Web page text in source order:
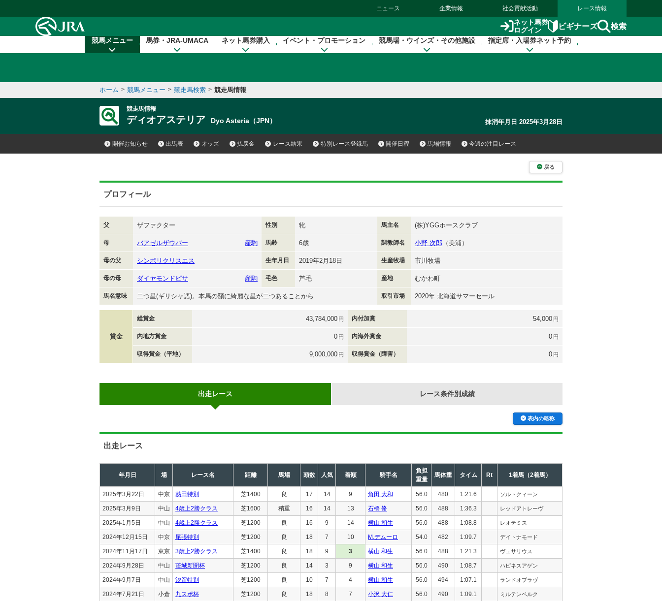
ニュース 企業情報 社会貢献活動 レース情報
ネット馬券
ログイン
ビギナーズ 検索
競馬メニュー 馬券・JRA-UMACA ネット馬券購入 イベント・プロモーション 競馬場・ウインズ・その他施設 指定席・入場券ネット予約
ホーム > 競馬メニュー > 競走馬検索 > 競走馬情報
競走馬情報
ディオアステリア Dyo Asteria（JPN） 抹消年月日 2025年3月28日
開催お知らせ 出馬表 オッズ 払戻金 レース結果 特別レース登録馬 開催日程 馬場情報 今週の注目レース
戻る
プロフィール
父 ザファクター 性別 牝 馬主名 (株)YGGホースクラブ
母 バアゼルザウバー 産駒 馬齢 6歳 調教師名 小野 次郎 （美浦）
母の父 シンボリクリスエス 生年月日 2019年2月18日 生産牧場 市川牧場
母の母 ダイヤモンドピサ 産駒 毛色 芦毛 産地 むかわ町
馬名意味 二つ星(ギリシャ語)。本馬の額に綺麗な星が二つあることから 取引市場 2020年 北海道サマーセール
賞金
総賞金 43,784,000 円 内付加賞 54,000 円
内地方賞金 0 円 内海外賞金 0 円
収得賞金（平地） 9,000,000 円 収得賞金（障害） 0 円
出走レース レース条件別成績
表内の略称
出走レース
年月日 場 レース名 距離 馬場 頭数 人気 着順 騎手名
負担
重量
馬体重 タイム Rt 1着馬（2着馬）
2025年3月22日 中京 熱田特別 芝1400 良 17 14 9 角田 大和 56.0 480 1:21.6 ソルトクィーン
2025年3月9日 中山 4歳上2勝クラス 芝1600 稍重 16 14 13 石橋 脩 56.0 488 1:36.3 レッドアトレーヴ
2025年1月5日 中山 4歳上2勝クラス 芝1200 良 16 9 14 横山 和生 56.0 488 1:08.8 レオテミス
2024年12月15日 中京 尾張特別 芝1200 良 18 7 10 M.デムーロ 54.0 482 1:09.7 デイトナモード
2024年11月17日 東京 3歳上2勝クラス 芝1400 良 18 9 3 横山 和生 56.0 488 1:21.3 ヴェサリウス
2024年9月28日 中山 茨城新聞杯 芝1200 良 14 3 9 横山 和生 56.0 490 1:08.7 ハピネスアゲン
2024年9月7日 中山 汐留特別 芝1200 良 10 7 4 横山 和生 56.0 494 1:07.1 ランドオブラヴ
2024年7月21日 小倉 九スポ杯 芝1200 良 18 8 7 小沢 大仁 56.0 490 1:09.1 ミルテンベルク